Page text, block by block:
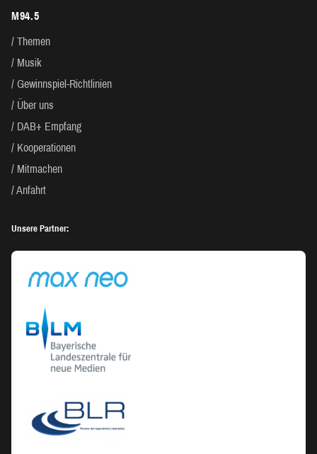
M94.5
Themen
Musik
Gewinnspiel-Richtlinien
Über uns
DAB+ Empfang
Kooperationen
Mitmachen
Anfahrt
Unsere Partner: